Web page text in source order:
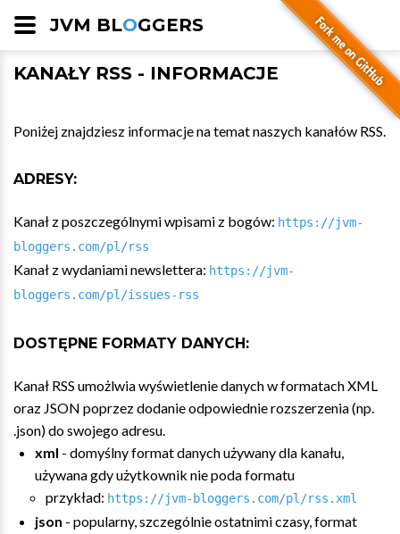
JVM BLOGGERS
KANAŁY RSS - INFORMACJE
Poniżej znajdziesz informacje na temat naszych kanałów RSS.
ADRESY:
Kanał z poszczególnymi wpisami z bogów: https://jvm-
bloggers.com/pl/rss
Kanał z wydaniami newslettera: https://jvm-
bloggers.com/pl/issues-rss
DOSTĘPNE FORMATY DANYCH:
Kanał RSS umożlwia wyświetlenie danych w formatach XML
oraz JSON poprzez dodanie odpowiednie rozszerzenia (np.
.json) do swojego adresu.
xml - domyślny format danych używany dla kanału,
używana gdy użytkownik nie poda formatu
przykład: https://jvm-bloggers.com/pl/rss.xml
json - popularny, szczególnie ostatnimi czasy, format